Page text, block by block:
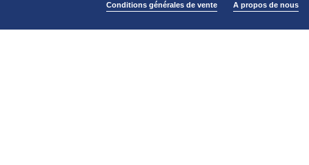
Conditions générales de vente A propos de nous